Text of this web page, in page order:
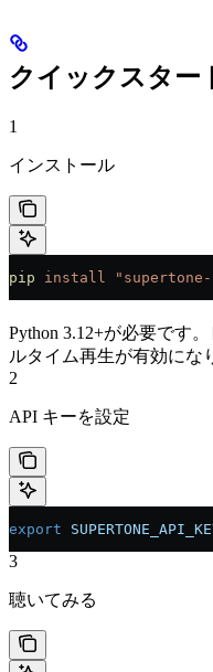
クイックスター
1
インストール
pip install
Python 3.12+が必要です。
ルタイム再生が有効にな
2
API キーを設定
export
3
聴いてみる